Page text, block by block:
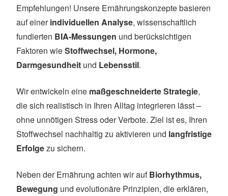
Empfehlungen! Unsere Ernährungskonzepte basieren
auf einerindividuellen Analyse, wissenschaftlich
fundierten BIA-Messungen und berücksichtigen
Faktoren wieStoffwechsel, Hormone,
Darmgesundheit und Lebensstil.
Wir entwickeln eine maßgeschneiderte Strategie,
die sich realistisch in Ihren Alltag integrieren lässt –
ohne unnötigen Stress oder Verbote. Ziel ist es, Ihren
Stoffwechsel nachhaltig zu aktivieren und langfristige
Erfolgezu sichern.
Neben der Ernährung achten wir aufBiorhythmus,
Bewegung und evolutionäre Prinzipien, die erklären,